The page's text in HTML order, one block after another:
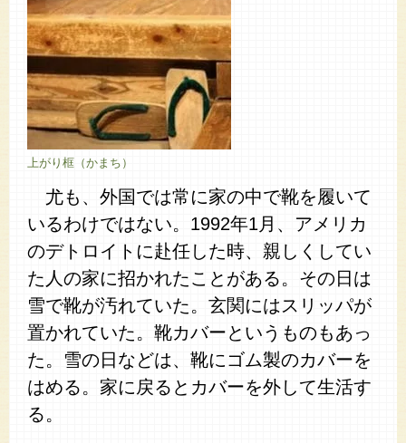
上がり框（かまち）
尤も、外国では常に家の中で靴を履いて
いるわけではない。1992年1月、アメリカ
のデトロイトに赴任した時、親しくしてい
た人の家に招かれたことがある。その日は
雪で靴が汚れていた。玄関にはスリッパが
置かれていた。靴カバーというものもあっ
た。雪の日などは、靴にゴム製のカバーを
はめる。家に戻るとカバーを外して生活す
る。